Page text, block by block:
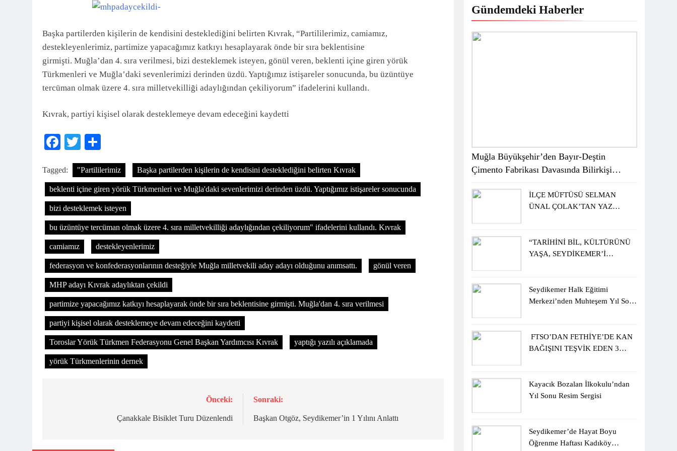
3 Ay Önce
Başka partilerden kişilerin de kendisini desteklediğini belirten Kıvrak, “Partililerimiz, camiamız,
destekleyenlerimiz, partimize yapacağımız katkıyı hesaplayarak önde bir sıra beklentisine
girmişti. Muğla’dan 4. sıra verilmesi, bizi desteklemek isteyen, gönül veren, beklenti içine giren yörük
Türkmenleri ve Muğla’daki sevenlerimizi derinden üzdü. Yaptığımız istişareler sonucunda, bu üzüntüye
tercüman olmak üzere 4. sıra milletvekilliği adaylığından çekiliyorum” ifadelerini kullandı.
Kıvrak, partiyi kişisel olarak desteklemeye devam edeceğini kaydetti
Facebook
Twitter
Tagged: "Partililerimiz Başka partilerden kişilerin de kendisini desteklediğini belirten Kıvrak
beklenti içine giren yörük Türkmenleri ve Muğla'daki sevenlerimizi derinden üzdü. Yaptığımız istişareler sonucunda
bizi desteklemek isteyen
bu üzüntüye tercüman olmak üzere 4. sıra milletvekilliği adaylığından çekiliyorum" ifadelerini kullandı. Kıvrak
camiamız destekleyenlerimiz
federasyon ve konfederasyonlarının desteğiyle Muğla milletvekili aday adayı olduğunu anımsattı. gönül veren
MHP adayı Kıvrak adaylıktan çekildi
partimize yapacağımız katkıyı hesaplayarak önde bir sıra beklentisine girmişti. Muğla'dan 4. sıra verilmesi
partiyi kişisel olarak desteklemeye devam edeceğini kaydetti
Toroslar Yörük Türkmen Federasyonu Genel Başkan Yardımcısı Kıvrak yaptığı yazılı açıklamada
yörük Türkmenlerinin dernek
Önceki:
Çanakkale Bisiklet Turu Düzenlendi
Sonraki:
Başkan Otgöz, Seydikemer’in 1 Yılını Anlattı
Gündemdeki Haberler
Muğla Büyükşehir’den Bayır-Deştin
Çimento Fabrikası Davasında Bilirkişi
İLÇE MÜFTÜSÜ SELMAN
ÜNAL ÇOLAK’TAN YAZ
“TARİHİNİ BİL, KÜLTÜRÜNÜ
YAŞA, SEYDİKEMER’İ
Seydikemer Halk Eğitimi
Merkezi’nden Muhteşem Yıl Sonu
FTSO’DAN FETHİYE’DE KAN
BAĞIŞINI TEŞVİK EDEN 3
Kayacık Bozalan İlkokulu’ndan
Yıl Sonu Resim Sergisi
Seydikemer’de Hayat Boyu
Öğrenme Haftası Kadıköy